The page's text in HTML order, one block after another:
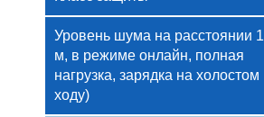
Уровень шума на расстоянии 1
м, в режиме онлайн, полная
нагрузка, зарядка на холостом
ходу)